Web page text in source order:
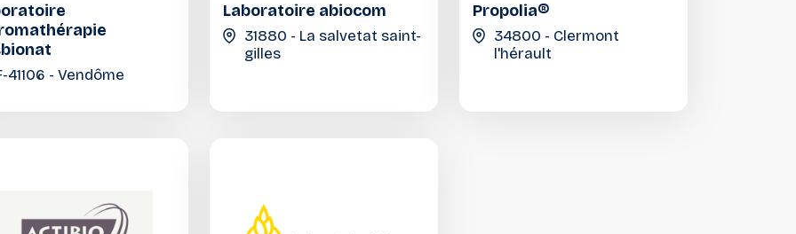
41106 - Vendôme
Laboratoire abiocom
31880 - La salvetat saint-
gilles
Propolia®
34800 - Clermont
l'hérault